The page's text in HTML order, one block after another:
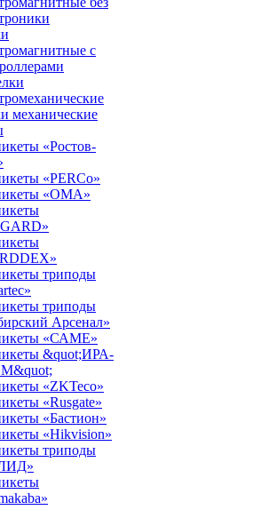
с
механические
«Ростов-
«PERCo»
«ОМА»
триподы
триподы
Арсенал»
«САМЕ»
&quot;ИРА-
«ZKTeco»
«Rusgate»
«Бастион»
«Hikvision»
триподы